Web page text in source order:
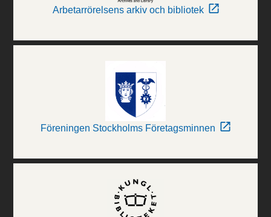
Arbetarrörelsens arkiv och bibliotek
Föreningen Stockholms Företagsminnen